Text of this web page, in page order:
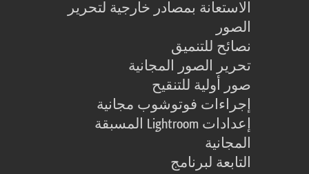
الاستعانة بمصادر خارجية لتحرير
الصور
نصائح للتنميق
تحرير الصور المجانية
صور أولية للتنقيح
إجراءات فوتوشوب مجانية
إعدادات Lightroom المسبقة
المجانية
التابعة لبرنامج